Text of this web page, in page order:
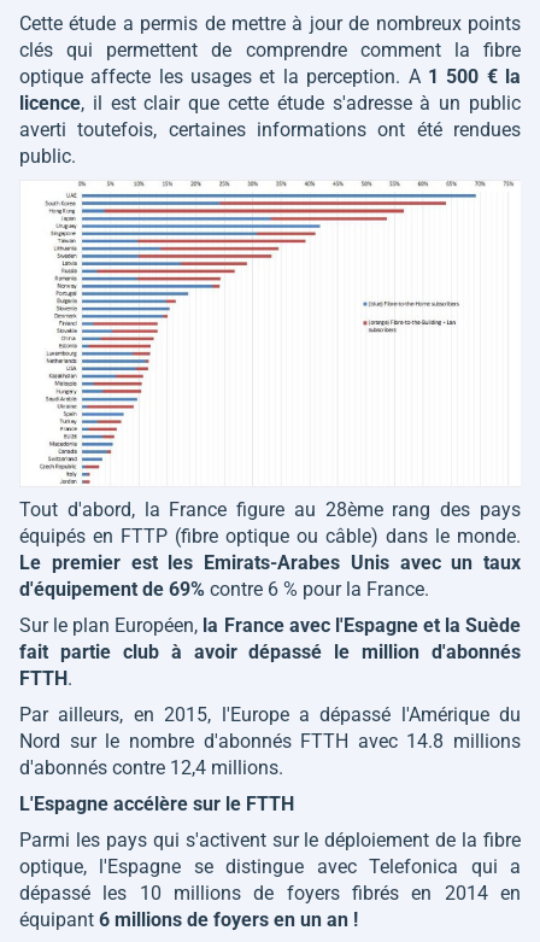
Cette étude a permis de mettre à jour de nombreux points
clés qui permettent de comprendre comment la fibre
optique affecte les usages et la perception. A 1 500 € la
licence, il est clair que cette étude s'adresse à un public
averti toutefois, certaines informations ont été rendues
public.
Tout d'abord, la France figure au 28ème rang des pays
équipés en FTTP (fibre optique ou câble) dans le monde.
Le premier est les Emirats-Arabes Unis avec un taux
d'équipement de 69% contre 6 % pour la France.
Sur le plan Européen, la France avec l'Espagne et la Suède
fait partie club à avoir dépassé le million d'abonnés
FTTH.
Par ailleurs, en 2015, l'Europe a dépassé l'Amérique du
Nord sur le nombre d'abonnés FTTH avec 14.8 millions
d'abonnés contre 12,4 millions.
L'Espagne accélère sur le FTTH
Parmi les pays qui s'activent sur le déploiement de la fibre
optique, l'Espagne se distingue avec Telefonica qui a
dépassé les 10 millions de foyers fibrés en 2014 en
équipant 6 millions de foyers en un an !